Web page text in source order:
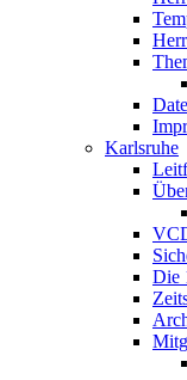
Karlsruhe
Die